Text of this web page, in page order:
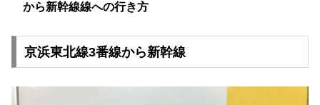
から新幹線線への行き方
京浜東北線3番線から新幹線